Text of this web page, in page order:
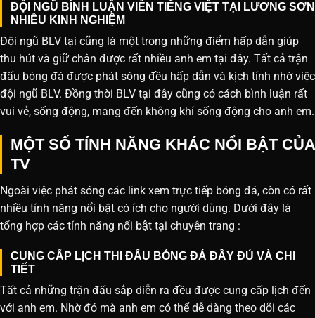
ĐỘI NGŨ BÌNH LUẬN VIÊN TIẾNG VIỆT TẠI LƯƠNG SƠN
NHIỀU KINH NGHIỆM
Đội ngũ BLV tại cũng là một trong những điểm hấp dẫn giúp
thu hút và giữ chân được rất nhiều anh em tại đây. Tất cả trận
đấu bóng đá được phát sóng đều hấp dẫn và kịch tính nhờ việc
đội ngũ BLV. Đồng thời BLV tại đây cũng có cách bình luận rất
vui vẻ, sống động, mang đến không khí sống động cho anh em.
MỘT SỐ TÍNH NĂNG KHÁC NỔI BẬT CỦA
TV
Ngoài việc phát sóng các link xem trực tiếp bóng đá, còn có rất
nhiều tính năng nổi bật có ích cho người dùng. Dưới đây là
tổng hợp các tính năng nổi bật tại chuyên trang :
CUNG CẤP LỊCH THI ĐẤU BÓNG ĐÁ ĐẦY ĐỦ VÀ CHI
TIẾT
Tất cả những trận đấu sắp diễn ra đều được cung cấp lịch đến
với anh em. Nhờ đó mà anh em có thể dễ dàng theo dõi các